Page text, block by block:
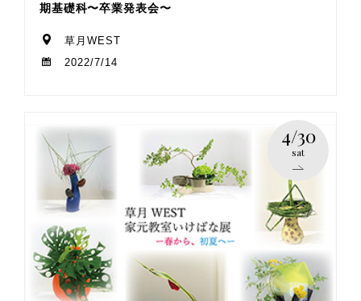
期基礎科〜卒業発表会〜
草月WEST
2022/7/14
4/30
sat